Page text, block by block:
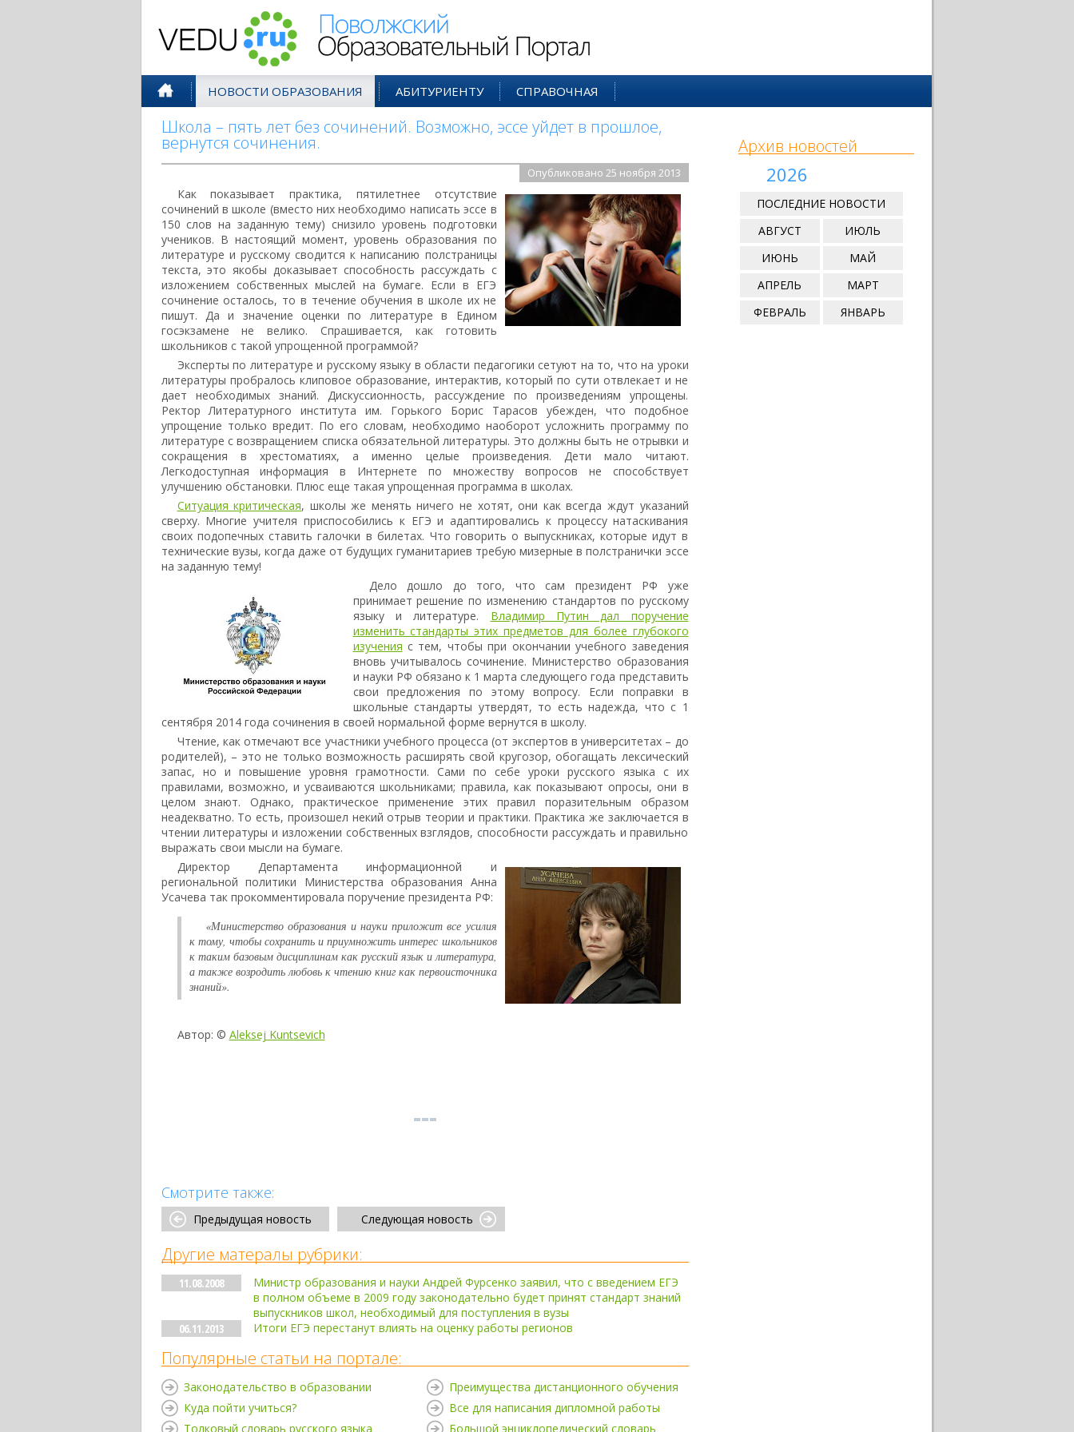
НОВОСТИ ОБРАЗОВАНИЯ АБИТУРИЕНТУ СПРАВОЧНАЯ
Школа – пять лет без сочинений. Возможно, эссе уйдет в прошлое,
вернутся сочинения.
Опубликовано 25 ноября 2013
Как показывает практика, пятилетнее отсутствие
сочинений в школе (вместо них необходимо написать эссе в
150 слов на заданную тему) снизило уровень подготовки
учеников. В настоящий момент, уровень образования по
литературе и русскому сводится к написанию полстраницы
текста, это якобы доказывает способность рассуждать с
изложением собственных мыслей на бумаге. Если в ЕГЭ
сочинение осталось, то в течение обучения в школе их не
пишут. Да и значение оценки по литературе в Едином
госэкзамене не велико. Спрашивается, как готовить
школьников с такой упрощенной программой?
Эксперты по литературе и русскому языку в области педагогики сетуют на то, что на уроки
литературы пробралось клиповое образование, интерактив, который по сути отвлекает и не
дает необходимых знаний. Дискуссионность, рассуждение по произведениям упрощены.
Ректор Литературного института им. Горького Борис Тарасов убежден, что подобное
упрощение только вредит. По его словам, необходимо наоборот усложнить программу по
литературе с возвращением списка обязательной литературы. Это должны быть не отрывки и
сокращения в хрестоматиях, а именно целые произведения. Дети мало читают.
Легкодоступная информация в Интернете по множеству вопросов не способствует
улучшению обстановки. Плюс еще такая упрощенная программа в школах.
Ситуация критическая, школы же менять ничего не хотят, они как всегда ждут указаний
сверху. Многие учителя приспособились к ЕГЭ и адаптировались к процессу натаскивания
своих подопечных ставить галочки в билетах. Что говорить о выпускниках, которые идут в
технические вузы, когда даже от будущих гуманитариев требую мизерные в полстранички эссе
на заданную тему!
Дело дошло до того, что сам президент РФ уже
принимает решение по изменению стандартов по русскому
языку и литературе. Владимир Путин дал поручение
изменить стандарты этих предметов для более глубокого
изучения с тем, чтобы при окончании учебного заведения
вновь учитывалось сочинение. Министерство образования
и науки РФ обязано к 1 марта следующего года представить
свои предложения по этому вопросу. Если поправки в
школьные стандарты утвердят, то есть надежда, что с 1
сентября 2014 года сочинения в своей нормальной форме вернутся в школу.
Чтение, как отмечают все участники учебного процесса (от экспертов в университетах – до
родителей), – это не только возможность расширять свой кругозор, обогащать лексический
запас, но и повышение уровня грамотности. Сами по себе уроки русского языка с их
правилами, возможно, и усваиваются школьниками; правила, как показывают опросы, они в
целом знают. Однако, практическое применение этих правил поразительным образом
неадекватно. То есть, произошел некий отрыв теории и практики. Практика же заключается в
чтении литературы и изложении собственных взглядов, способности рассуждать и правильно
выражать свои мысли на бумаге.
Директор Департамента информационной и
региональной политики Министерства образования Анна
Усачева так прокомментировала поручение президента РФ:
«Министерство образования и науки приложит все усилия
к тому, чтобы сохранить и приумножить интерес школьников
к таким базовым дисциплинам как русский язык и литература,
а также возродить любовь к чтению книг как первоисточника
знаний».
Автор: © Aleksej Kuntsevich
Смотрите также:
Предыдущая новость Следующая новость
Другие матералы рубрики:
11.08.2008
Министр образования и науки Андрей Фурсенко заявил, что с введением ЕГЭ
в полном объеме в 2009 году законодательно будет принят стандарт знаний
выпускников школ, необходимый для поступления в вузы
06.11.2013
Итоги ЕГЭ перестанут влиять на оценку работы регионов
Популярные статьи на портале:
Законодательство в образовании
Куда пойти учиться?
Толковый словарь русского языка
Преимущества дистанционного обучения
Все для написания дипломной работы
Большой энциклопедический словарь
Архив новостей
2026
ПОСЛЕДНИЕ НОВОСТИ
АВГУСТ
ИЮЛЬ
ИЮНЬ
МАЙ
АПРЕЛЬ
МАРТ
ФЕВРАЛЬ
ЯНВАРЬ